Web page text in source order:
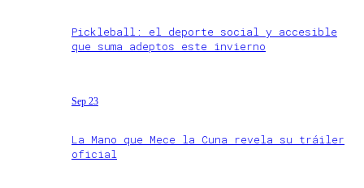
Pickleball: el deporte social y accesible
que suma adeptos este invierno
Sep 23
La Mano que Mece la Cuna revela su tráiler
oficial